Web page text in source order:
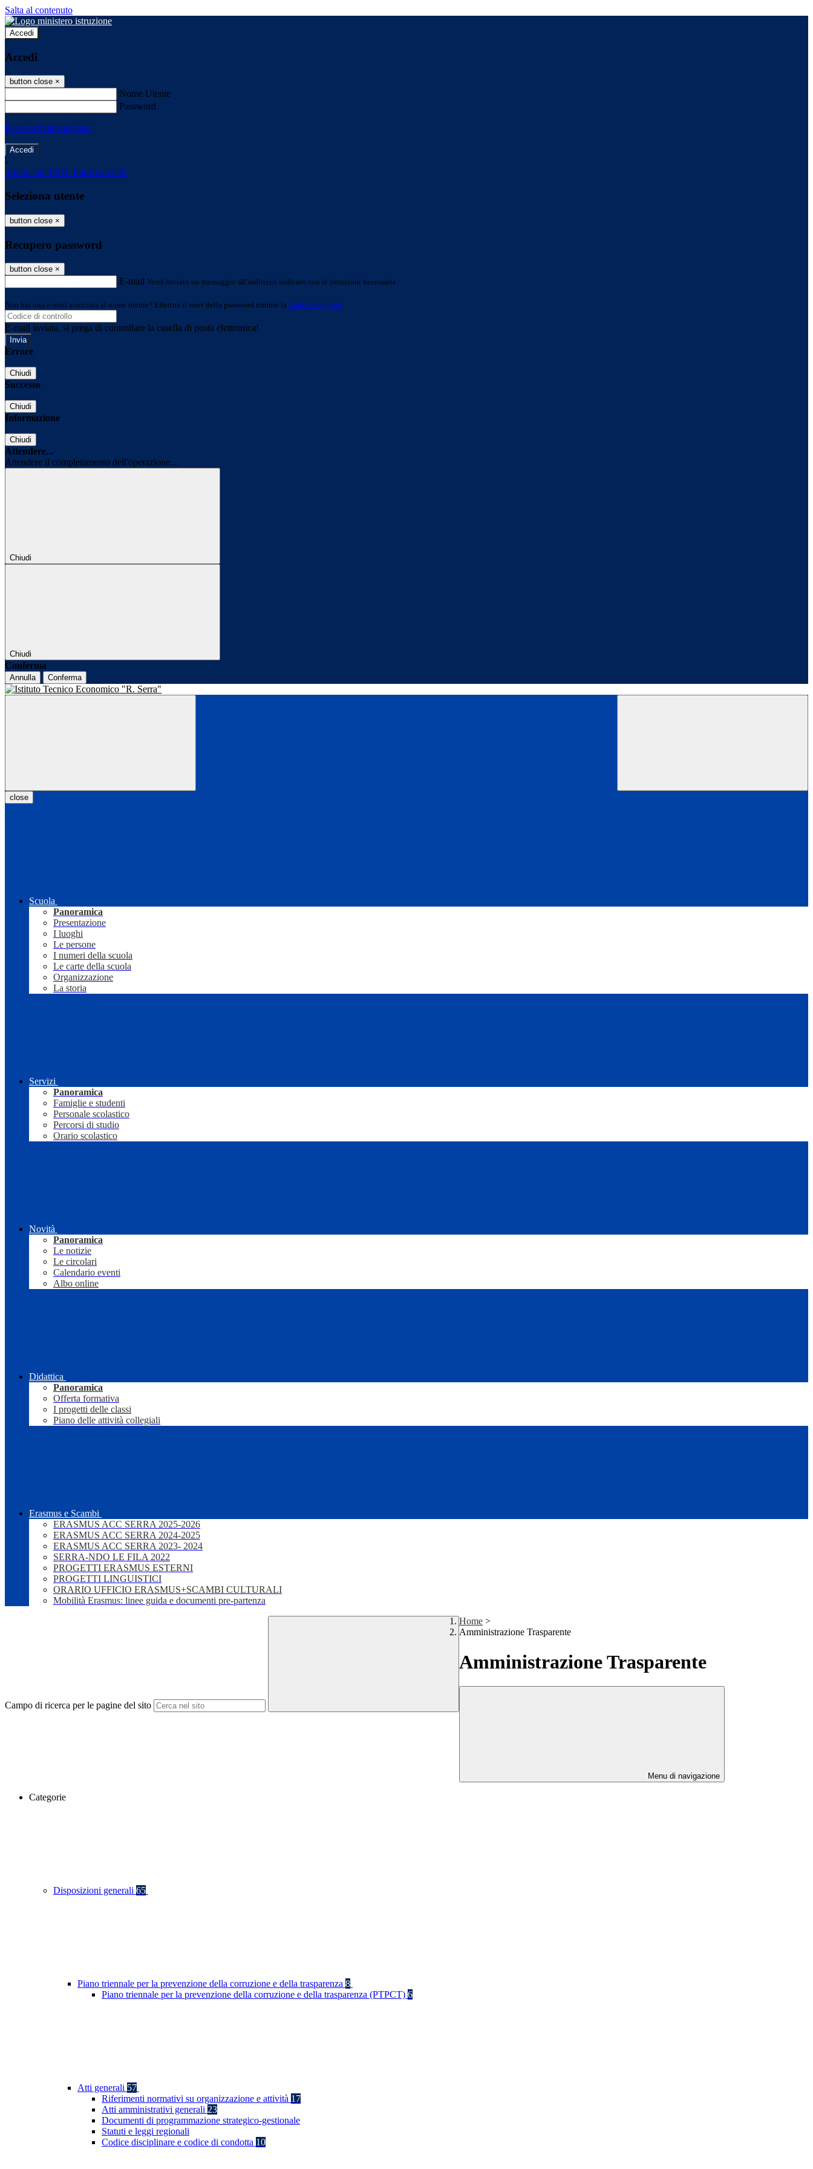
Salta al contenuto
Accedi
Accedi
button close ×
Nome Utente
Password
Password dimenticata?
-
Entra con SPID Entra con CIE
Seleziona utente
button close ×
Recupero password
button close ×
E-mail Verrà inviato un messaggio all'indirizzo indicato con le istruzioni necessarie.
Non hai una e-mail associata al nome utente? Effettua il reset della password tramite la Login Spaggiari
E-mail inviata, si prega di controllare la casella di posta elettronica!
Errore
Chiudi
Successo
Chiudi
Informazione
Chiudi
Attendere...
Attendere il completamento dell'operazione...
Chiudi
Chiudi
Conferma
Annulla Conferma
close
Scuola
Panoramica
Presentazione
I luoghi
Le persone
I numeri della scuola
Le carte della scuola
Organizzazione
La storia
Servizi
Panoramica
Famiglie e studenti
Personale scolastico
Percorsi di studio
Orario scolastico
Novità
Panoramica
Le notizie
Le circolari
Calendario eventi
Albo online
Didattica
Panoramica
Offerta formativa
I progetti delle classi
Piano delle attività collegiali
Erasmus e Scambi
ERASMUS ACC SERRA 2025-2026
ERASMUS ACC SERRA 2024-2025
ERASMUS ACC SERRA 2023- 2024
SERRA-NDO LE FILA 2022
PROGETTI ERASMUS ESTERNI
PROGETTI LINGUISTICI
ORARIO UFFICIO ERASMUS+SCAMBI CULTURALI
Mobilità Erasmus: linee guida e documenti pre-partenza
Campo di ricerca per le pagine del sito
Home >
Amministrazione Trasparente
Amministrazione Trasparente
Menu di navigazione
Categorie
Disposizioni generali 65
Piano triennale per la prevenzione della corruzione e della trasparenza 8
Piano triennale per la prevenzione della corruzione e della trasparenza (PTPCT) 6
Atti generali 57
Riferimenti normativi su organizzazione e attività 17
Atti amministrativi generali 23
Documenti di programmazione strategico-gestionale
Statuti e leggi regionali
Codice disciplinare e codice di condotta 10